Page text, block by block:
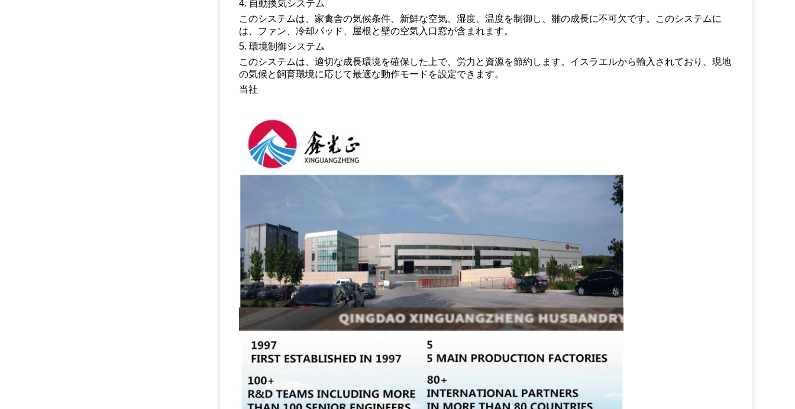
4. 自動換気システム
このシステムは、家禽舎の気候条件、新鮮な空気、湿度、温度を制御し、雛の成長に不可欠です。このシステムに
は、ファン、冷却パッド、屋根と壁の空気入口窓が含まれます。
5. 環境制御システム
このシステムは、適切な成長環境を確保した上で、労力と資源を節約します。イスラエルから輸入されており、現地
の気候と飼育環境に応じて最適な動作モードを設定できます。
当社